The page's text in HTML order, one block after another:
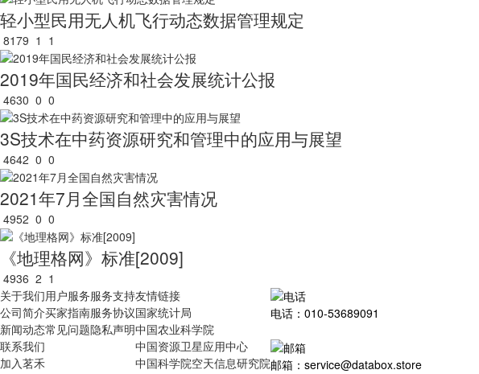
轻小型民用无人机飞行动态数据管理规定
8179 1 1
2019年国民经济和社会发展统计公报
4630 0 0
3S技术在中药资源研究和管理中的应用与展望
4642 0 0
2021年7月全国自然灾害情况
4952 0 0
《地理格网》标准[2009]
4936 2 1
关于我们
公司简介
新闻动态
联系我们
加入茗禾
用户服务
买家指南
常见问题
服务支持
服务协议
隐私声明
友情链接
国家统计局
中国农业科学院
中国资源卫星应用中心
中国科学院空天信息研究院
电话：010-53689091
邮箱：service@databox.store